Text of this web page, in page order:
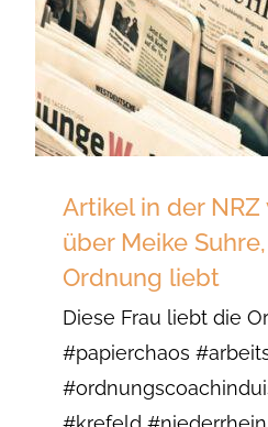
Artikel in der NRZ
über Meike
Ordnung liebt
Diese Frau liebt die
#papierchaos